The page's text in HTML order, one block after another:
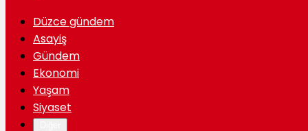
Düzce gündem
Asayiş
Gündem
Ekonomi
Yaşam
Siyaset